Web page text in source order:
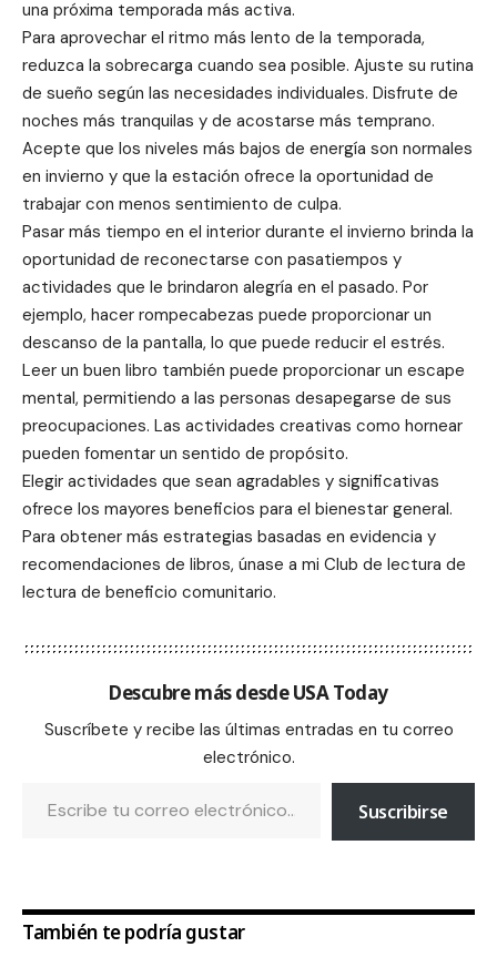
una próxima temporada más activa.
Para aprovechar el ritmo más lento de la temporada,
reduzca la sobrecarga cuando sea posible. Ajuste su rutina
de sueño según las necesidades individuales. Disfrute de
noches más tranquilas y de acostarse más temprano.
Acepte que los niveles más bajos de energía son normales
en invierno y que la estación ofrece la oportunidad de
trabajar con menos sentimiento de culpa.
Pasar más tiempo en el interior durante el invierno brinda la
oportunidad de reconectarse con pasatiempos y
actividades que le brindaron alegría en el pasado. Por
ejemplo, hacer rompecabezas puede proporcionar un
descanso de la pantalla, lo que puede reducir el estrés.
Leer un buen libro también puede proporcionar un escape
mental, permitiendo a las personas desapegarse de sus
preocupaciones. Las actividades creativas como hornear
pueden fomentar un sentido de propósito.
Elegir actividades que sean agradables y significativas
ofrece los mayores beneficios para el bienestar general.
Para obtener más estrategias basadas en evidencia y
recomendaciones de libros, únase a mi Club de lectura de
lectura de beneficio comunitario.
Descubre más desde USA Today
Suscríbete y recibe las últimas entradas en tu correo
electrónico.
Suscribirse
También te podría gustar